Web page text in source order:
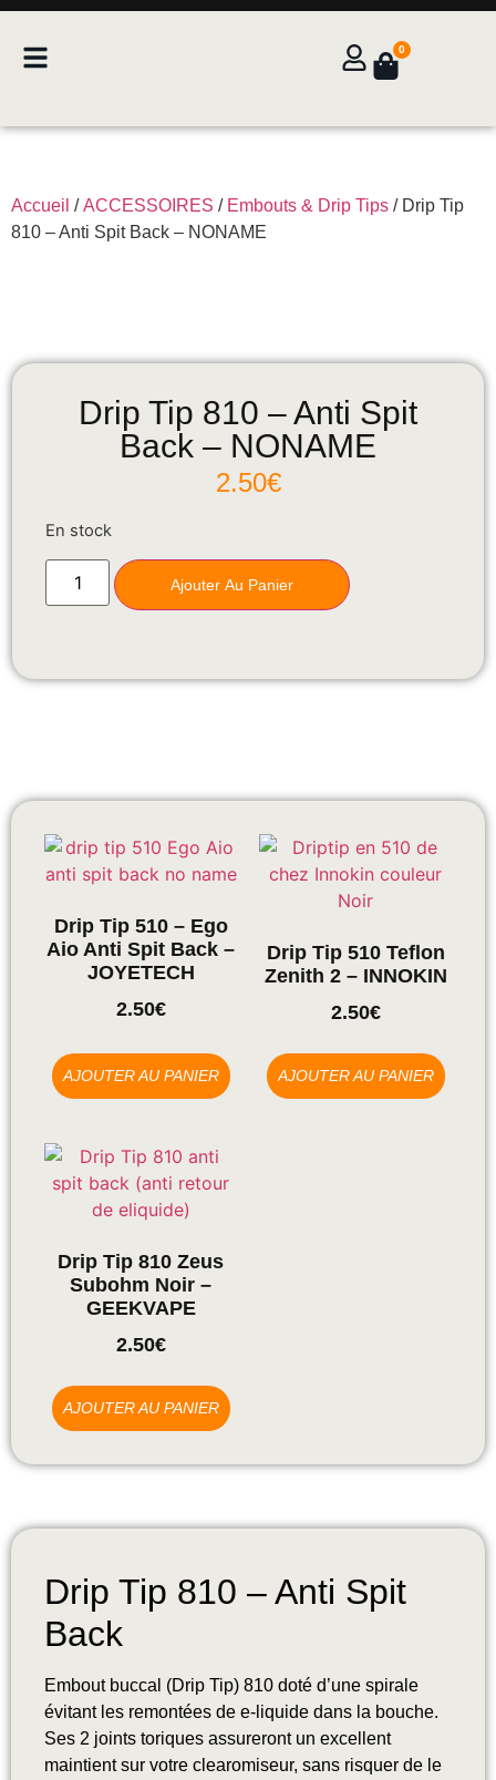
0
Accueil /ACCESSOIRES / Embouts & Drip Tips / Drip Tip
810 – Anti Spit Back – NONAME
Drip Tip 810 – Anti Spit
Back – NONAME
2.50€
En stock
Ajouter Au Panier
Drip Tip 510 – Ego
Aio Anti Spit Back –
JOYETECH
2.50€
AJOUTER AU PANIER
Drip Tip 510 Teflon
Zenith 2 – INNOKIN
2.50€
AJOUTER AU PANIER
Drip Tip 810 Zeus
Subohm Noir –
GEEKVAPE
2.50€
AJOUTER AU PANIER
Drip Tip 810 – Anti Spit
Back
Embout buccal (Drip Tip) 810 doté d’une spirale
évitant les remontées de e-liquide dans la bouche.
Ses 2 joints toriques assureront un excellent
maintient sur votre clearomiseur, sans risquer de le